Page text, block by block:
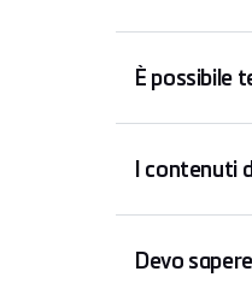
È possibile
I contenuti
Devo